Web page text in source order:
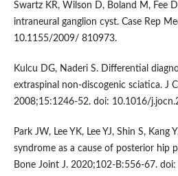
Swartz KR, Wilson D, Boland M, Fee
intraneural ganglion cyst. Case Rep
10.1155/2009/ 810973.
Kulcu DG, Naderi S. Differential
extraspinal non-discogenic sciatica. J
2008;15:1246-52. doi: 10.1016/
Park JW, Lee YK, Lee YJ, Shin S, Kang
syndrome as a cause of posterior hip
Bone Joint J. 2020;102-B:556-67.